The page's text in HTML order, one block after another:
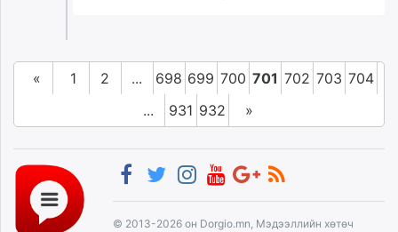
« 1 2 ... 698 699 700 701 702 703 704
...
931 932 »
© 2013-2026 он Dorgio.mn, Мэдээллийн хөтөч